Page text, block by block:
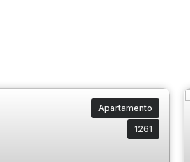
Apartamento
1261